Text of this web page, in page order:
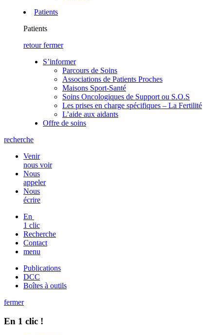
Patients
Patients
retour fermer
S’informer
Parcours de Soins
Associations de Patients Proches
Maisons Sport-Santé
Soins Oncologiques de Support ou S.O.S
Les prises en charge spécifiques – La Fertilité
L’aide aux aidants
Offre de soins
recherche
Venir
nous voir
Nous
appeler
Nous
écrire
En
1 clic
Recherche
Contact
menu
Publications
DCC
Boîtes à outils
fermer
En 1 clic !